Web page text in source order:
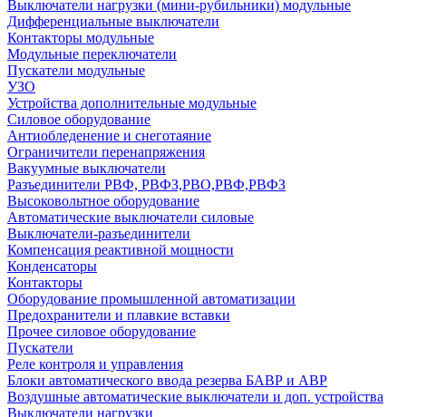
Выключатели нагрузки (мини-рубильники) модульные
Дифференциальные выключатели
Контакторы модульные
Модульные переключатели
Пускатели модульные
УЗО
Устройства дополнительные модульные
Силовое оборудование
Антиобледенение и снеготаяние
Ограничители перенапряжения
Вакуумные выключатели
Разъединители РВФ, РВФЗ,РВО,РВФ,РВФЗ
Высоковольтное оборудование
Автоматические выключатели cиловые
Выключатели-разъединители
Компенсация реактивной мощности
Конденсаторы
Контакторы
Оборудование промышленной автоматизации
Предохранители и плавкие вставки
Прочее силовое оборудование
Пускатели
Реле контроля и управления
Блоки автоматического ввода резерва БАВР и АВР
Воздушные автоматические выключатели и доп. устройства
Выключатели нагрузки